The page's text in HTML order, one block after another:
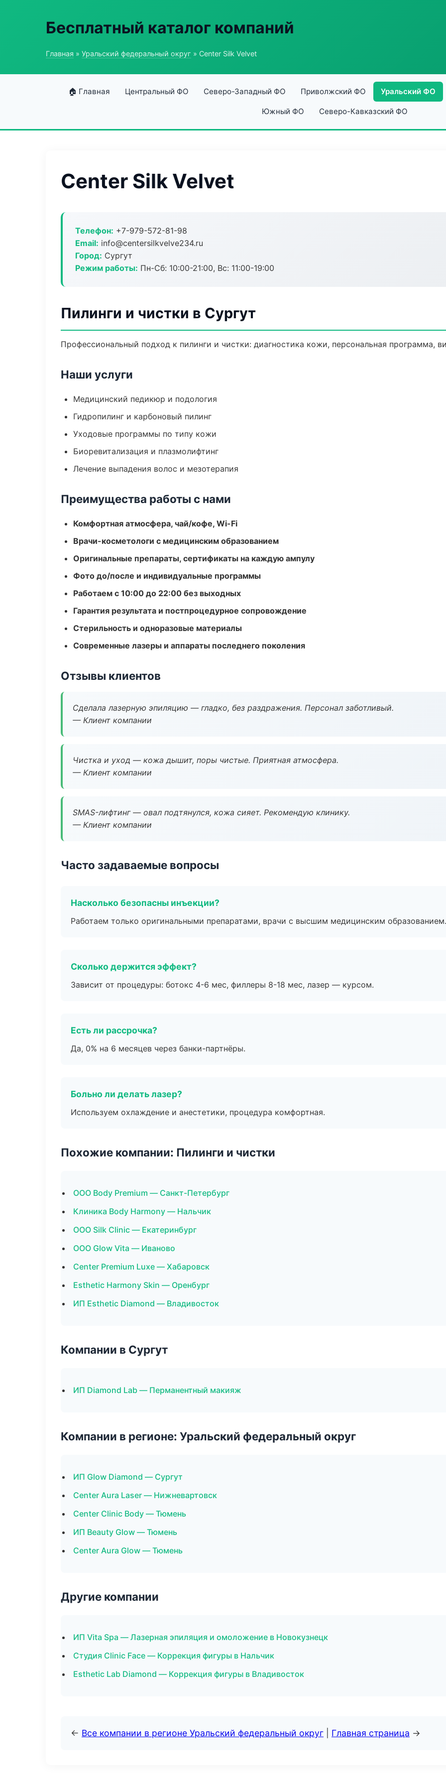
Бесплатный каталог компаний
Главная » Уральский федеральный округ » Center Silk Velvet
🏠 Главная Центральный ФО Северо-Западный ФО Приволжский ФО Уральский ФО
Южный ФО Северо-Кавказский ФО
Center Silk Velvet
Телефон: +7-979-572-81-98
Email: info@centersilkvelve234.ru
Город: Сургут
Режим работы: Пн-Сб: 10:00-21:00, Вс: 11:00-19:00
Пилинги и чистки в Сургут
Профессиональный подход к пилинги и чистки: диагностика кожи, персональная программа,
Наши услуги
Медицинский педикюр и подология
Гидропилинг и карбоновый пилинг
Уходовые программы по типу кожи
Биоревитализация и плазмолифтинг
Лечение выпадения волос и мезотерапия
Преимущества работы с нами
Комфортная атмосфера, чай/кофе, Wi-Fi
Врачи-косметологи с медицинским образованием
Оригинальные препараты, сертификаты на каждую ампулу
Фото до/после и индивидуальные программы
Работаем с 10:00 до 22:00 без выходных
Гарантия результата и постпроцедурное сопровождение
Стерильность и одноразовые материалы
Современные лазеры и аппараты последнего поколения
Отзывы клиентов
Сделала лазерную эпиляцию — гладко, без раздражения. Персонал заботливый.
— Клиент компании
Чистка и уход — кожа дышит, поры чистые. Приятная атмосфера.
— Клиент компании
SMAS-лифтинг — овал подтянулся, кожа сияет. Рекомендую клинику.
— Клиент компании
Часто задаваемые вопросы
Насколько безопасны инъекции?
Работаем только оригинальными препаратами, врачи с высшим медицинским образованием.
Сколько держится эффект?
Зависит от процедуры: ботокс 4-6 мес, филлеры 8-18 мес, лазер — курсом.
Есть ли рассрочка?
Да, 0% на 6 месяцев через банки-партнёры.
Больно ли делать лазер?
Используем охлаждение и анестетики, процедура комфортная.
Похожие компании: Пилинги и чистки
ООО Body Premium — Санкт-Петербург
Клиника Body Harmony — Нальчик
ООО Silk Clinic — Екатеринбург
ООО Glow Vita — Иваново
Center Premium Luxe — Хабаровск
Esthetic Harmony Skin — Оренбург
ИП Esthetic Diamond — Владивосток
Компании в Сургут
ИП Diamond Lab — Перманентный макияж
Компании в регионе: Уральский федеральный округ
ИП Glow Diamond — Сургут
Center Aura Laser — Нижневартовск
Center Clinic Body — Тюмень
ИП Beauty Glow — Тюмень
Center Aura Glow — Тюмень
Другие компании
ИП Vita Spa — Лазерная эпиляция и омоложение в Новокузнецк
Студия Clinic Face — Коррекция фигуры в Нальчик
Esthetic Lab Diamond — Коррекция фигуры в Владивосток
← Все компании в регионе Уральский федеральный округ Главная страница →